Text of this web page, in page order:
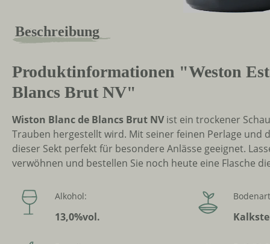
Beschreibung
Produktinformationen "Weston
Blancs Brut NV"
Wiston Blanc de Blancs Brut NVist ein trockener
Trauben hergestellt wird. Mit seiner feinen Perlage
dieser Sekt perfekt für besondere Anlässe geeignet.
verwöhnen und bestellen Sie noch heute eine Flasche
Alkohol:
13,0%vol.